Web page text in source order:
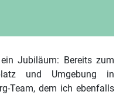
Jubiläum: Bereits zum
und Umgebung in
Team, dem ich ebenfalls